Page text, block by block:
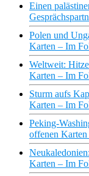
Einen
Polen und
Karten – Im
Weltweit:
Karten – Im
Sturm aufs
Karten – Im
Peking-
offenen
Karten – Im